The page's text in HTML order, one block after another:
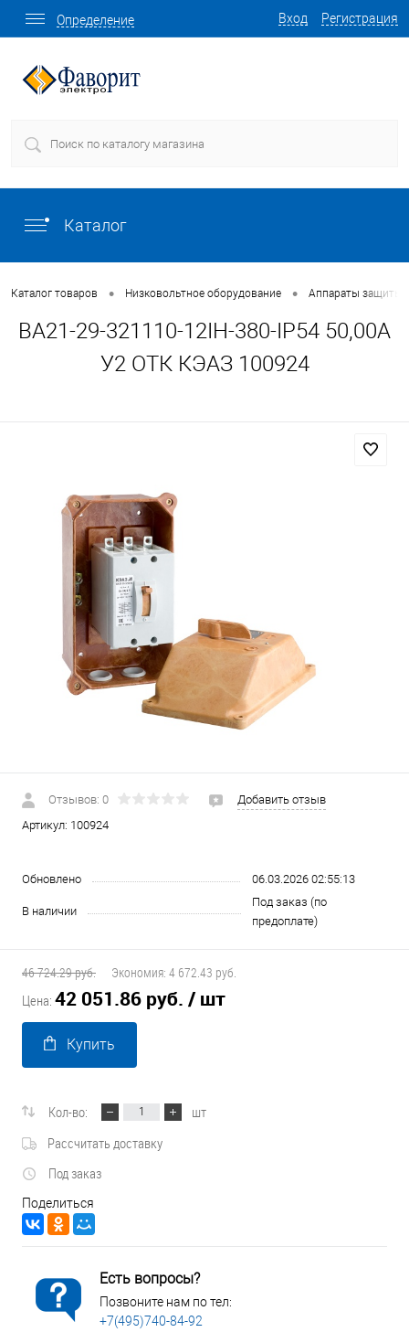
Вход Регистрация
Определение
Каталог
Каталог товаров • Низковольтное оборудование • Аппараты защиты
ВА21-29-321110-12IН-380-IP54 50,00А
У2 ОТК КЭАЗ 100924
Отзывов: 0
Добавить отзыв
Артикул: 100924
Обновлено 06.03.2026 02:55:13
В наличии
Под заказ (по
предоплате)
46 724.29 руб. Экономия: 4 672.43 руб.
Цена: 42 051.86 руб. / шт
Купить
Кол-во:
шт
Рассчитать доставку
Под заказ
Поделиться
Есть вопросы?
Позвоните нам по тел:
+7(495)740-84-92